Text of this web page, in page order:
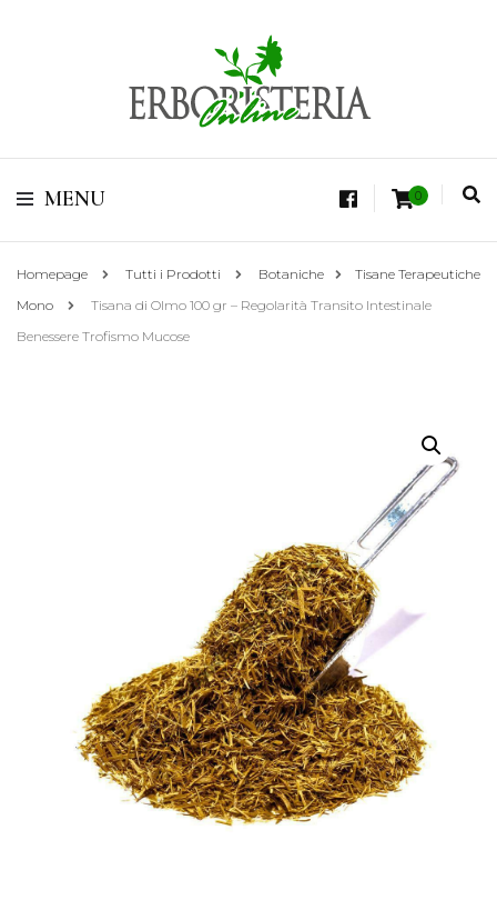
Erboristeria Shop
Online Tisane
Vendita di Botaniche, Erbe e Spezie Officinali, Tisane Terapeutiche Esclusive,
MENU 0
Homepage Tutti i Prodotti Botaniche
Tisane Terapeutiche
Mono
Tisana di Olmo 100 gr – Regolarità Transito Intestinale
Benessere Trofismo Mucose